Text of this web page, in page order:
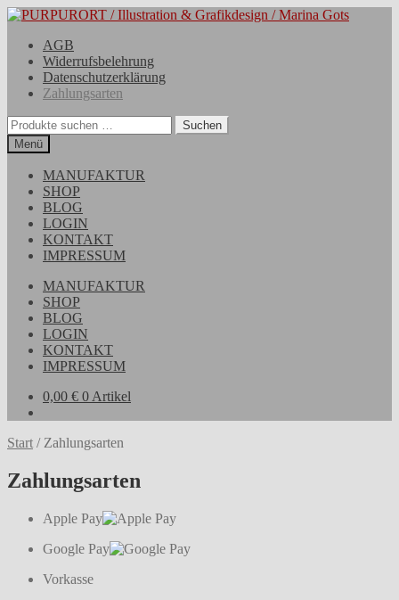
Zur
springen
Zum
springenAGB
Widerrufsbelehrung
Datenschutzerklärung
Zahlungsarten
Suchen
nach:
Suchen
Menü
MANUFAKTUR
SHOP
BLOG
LOGIN
KONTAKT
IMPRESSUM
MANUFAKTUR
SHOP
BLOG
LOGIN
KONTAKT
IMPRESSUM
0,00 € 0 Artikel
Start / Zahlungsarten
Zahlungsarten
Apple Pay
Google Pay
Vorkasse